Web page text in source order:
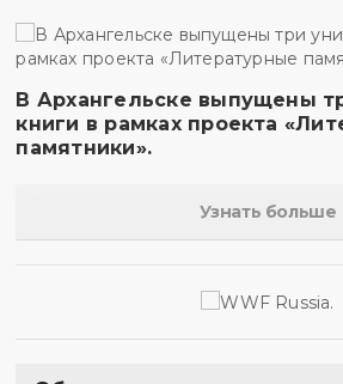
В Архангельске выпущены
книги в рамках проекта
памятники».
Узнать больше